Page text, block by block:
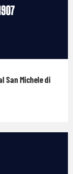
San Michele di